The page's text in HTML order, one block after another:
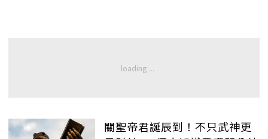
關聖帝君誕辰到！不只武神更